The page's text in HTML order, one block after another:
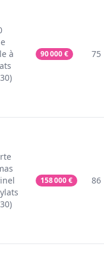
à
90 000€ 75
rte
158 000€ 86